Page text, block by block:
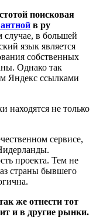
поисковая
в ру
случае, в большей
язык является
собственных
Однако так
Яндекс ссылками
находятся не только
сервисе,
проекта. Тем не
страны бывшего
же отнести тот
и в другие рынки.